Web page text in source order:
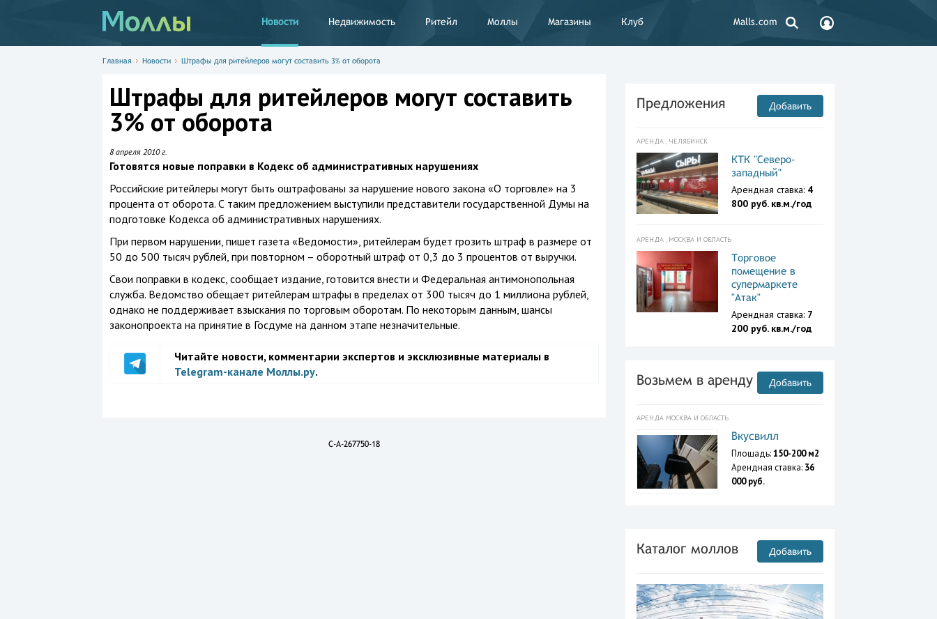
Новости Недвижимость Ритейл Моллы Магазины Клуб Malls.com
Главная Новости Штрафы для ритейлеров могут составить 3% от оборота
Штрафы для ритейлеров могут составить
3% от оборота
8 апреля 2010 г.
Готовятся новые поправки в Кодекс об административных нарушениях
Российские ритейлеры могут быть оштрафованы за нарушение нового закона «О торговле» на 3
процента от оборота. С таким предложением выступили представители государственной Думы на
подготовке Кодекса об административных нарушениях.
При первом нарушении, пишет газета «Ведомости», ритейлерам будет грозить штраф в размере от
50 до 500 тысяч рублей, при повторном – оборотный штраф от 0,3 до 3 процентов от выручки.
Свои поправки в кодекс, сообщает издание, готовится внести и Федеральная антимонопольная
служба. Ведомство обещает ритейлерам штрафы в пределах от 300 тысяч до 1 миллиона рублей,
однако не поддерживает взыскания по торговым оборотам. По некоторым данным, шансы
законопроекта на принятие в Госдуме на данном этапе незначительные.
Читайте новости, комментарии экспертов и эксклюзивные материалы в
Telegram-канале Моллы.ру.
C-A-267750-18
Предложения Добавить
АРЕНДА , ЧЕЛЯБИНСК
КТК "Северо-
западный"
Арендная ставка: 4
800 руб. кв.м./год
АРЕНДА , МОСКВА И ОБЛАСТЬ
Торговое
помещение в
супермаркете
"Атак"
Арендная ставка: 7
200 руб. кв.м./год
Возьмем в аренду Добавить
АРЕНДА МОСКВА И ОБЛАСТЬ
Вкусвилл
Площадь:150-200 м2
Арендная ставка: 36
000 руб.
Каталог моллов Добавить